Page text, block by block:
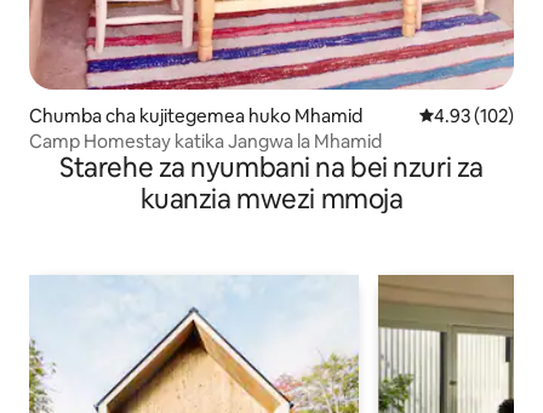
Chumba cha kujitegemea huko Mhamid Ukadiriaji wa
4.93 (102)
Camp Homestay katika Jangwa la Mhamid
Starehe za nyumbani na bei nzuri za
kuanzia mwezi mmoja